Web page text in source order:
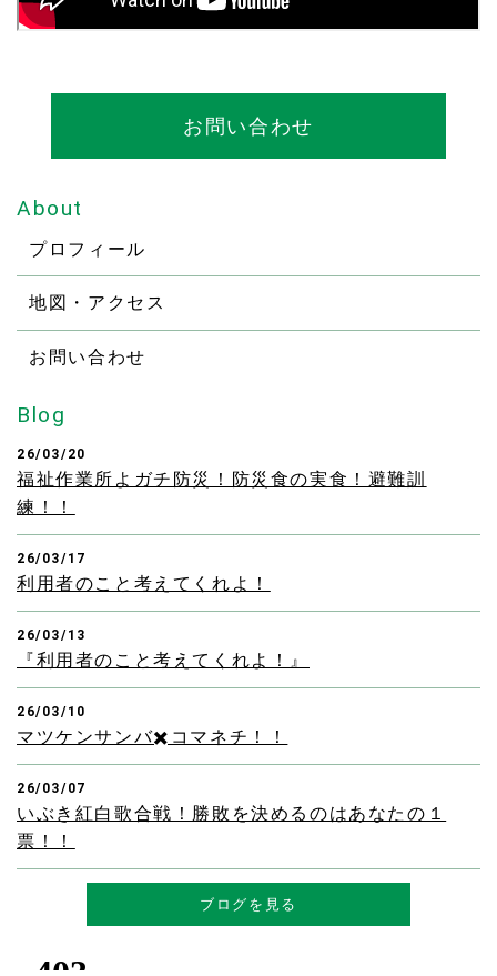
お問い合わせ
About
プロフィール
地図・アクセス
お問い合わせ
Blog
26/03/20
福祉作業所よガチ防災！防災食の実食！避難訓
練！！
26/03/17
利用者のこと考えてくれよ！
26/03/13
『利用者のこと考えてくれよ！』
26/03/10
マツケンサンバ✖️コマネチ！！
26/03/07
いぶき紅白歌合戦！勝敗を決めるのはあなたの１
票！！
ブログを見る